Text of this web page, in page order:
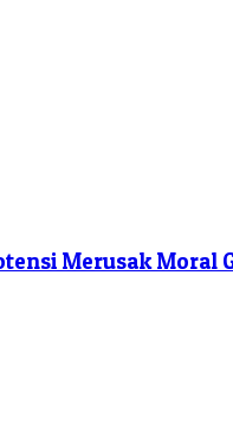
Merusak Moral